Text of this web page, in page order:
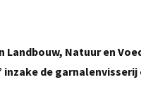
Landbouw, Natuur en
inzake de